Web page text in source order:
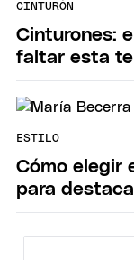
CINTURÓN
Cinturones:
faltar esta
ESTILO
Cómo elegir
para